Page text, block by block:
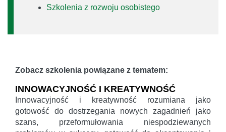
Szkolenia z rozwoju osobistego
Zobacz szkolenia powiązane z tematem:
INNOWACYJNOŚĆ I KREATYWNOŚĆ
Innowacyjność i kreatywność rozumiana jako
gotowość do dostrzegania nowych zagadnień jako
szans, przeformułowania niespodziewanych